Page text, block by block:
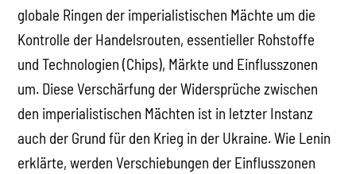
globale Ringen der imperialistischen Mächte um die
Kontrolle der Handelsrouten, essentieller Rohstoffe
und Technologien (Chips), Märkte und Einflusszonen
um. Diese Verschärfung der Widersprüche zwischen
den imperialistischen Mächten ist in letzter Instanz
auch der Grund für den Krieg in der Ukraine. Wie Lenin
erklärte, werden Verschiebungen der Einflusszonen